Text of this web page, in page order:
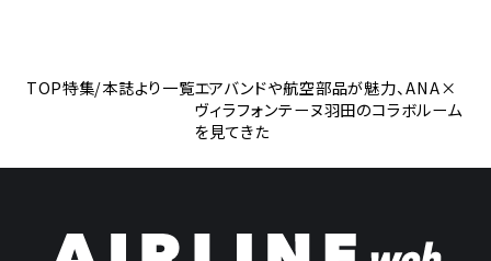
TOP特集/本誌より一覧エアバンドや航空部品が魅力、ANA×
ヴィラフォンテーヌ羽田のコラボルーム
を見てきた